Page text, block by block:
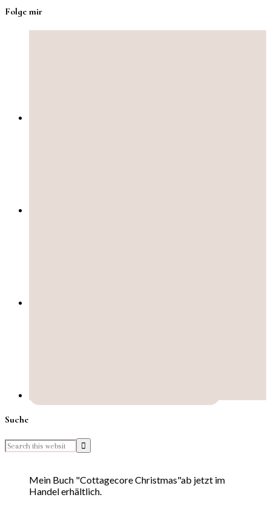
Folge mir
Suche
Mein Buch "Cottagecore Christmas"ab jetzt im
Handel erhältlich.